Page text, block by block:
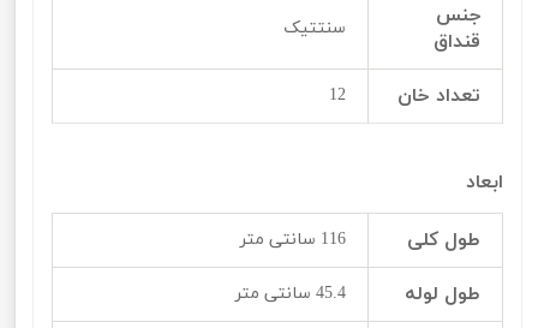
جنس
قنداق
سنتتیک
تعداد خان 12
ابعاد
طول کلی 116 سانتی متر
طول لوله 45.4 سانتی متر